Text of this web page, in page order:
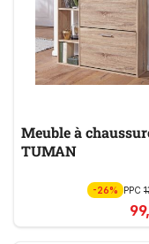
Meuble à
TUMAN
-26% PPC